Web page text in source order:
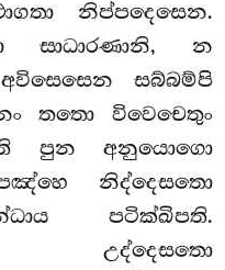
නිප්පදෙසෙන.
සාධාරණානි, න
සබ්බම්පි
තතො විවෙචෙතුං
පුන අනුයොගො
නිද්දෙසතො
පටික්ඛිපති.